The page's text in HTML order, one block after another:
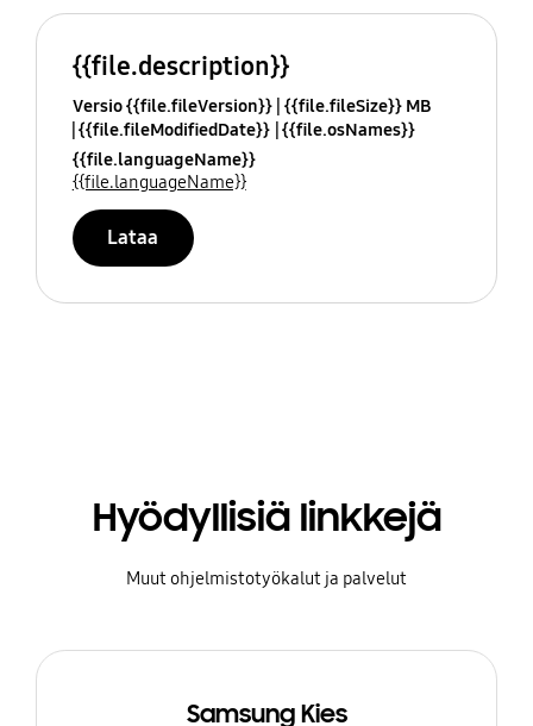
{{file.description}}
Versio {{file.fileVersion}} {{file.fileSize}} MB
{{file.fileModifiedDate}} {{file.osNames}}
{{file.languageName}}
{{file.languageName}}
Lataa
Hyödyllisiä linkkejä
Muut ohjelmistotyökalut ja palvelut
Samsung Kies